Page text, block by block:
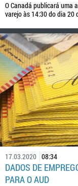
O Canadá publicará uma
varejo às 14:30 do dia 20
17.03.2020 08:34
DADOS DE
PARA O AUD